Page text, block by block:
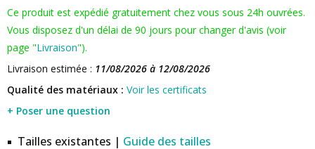
Ce produit est expédié gratuitement chez vous sous 24h ouvrées.
Vous disposez d'un délai de 90 jours pour changer d'avis (voir
page "Livraison").
Livraison estimée : 11/08/2026 à 12/08/2026
Qualité des matériaux : Voir les certificats
+ Poser une question
Tailles existantes | Guide des tailles